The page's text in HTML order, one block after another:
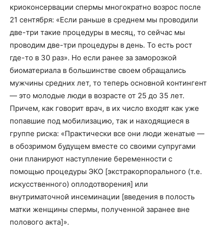
криоконсервации спермы многократно возрос после
21 сентября: «Если раньше в среднем мы проводили
две-три такие процедуры в месяц, то сейчас мы
проводим две-три процедуры в день. То есть рост
где-то в 30 раз». Но если ранее за заморозкой
биоматериала в большинстве своем обращались
мужчины средних лет, то теперь основной контингент
— это молодые люди в возрасте от 25 до 35 лет.
Причем, как говорит врач, в их число входят как уже
попавшие под мобилизацию, так и находящиеся в
группе риска: «Практически все они люди женатые —
в обозримом будущем вместе со своими супругами
они планируют наступление беременности с
помощью процедуры ЭКО [экстракорпорального (т.е.
искусственного) оплодотворения] или
внутриматочной инсеминации [введения в полость
матки женщины спермы, полученной заранее вне
полового акта]».